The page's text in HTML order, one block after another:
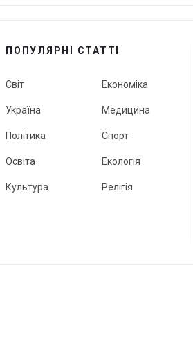
ПОПУЛЯРНІ СТАТТІ
Світ
Україна
Політика
Освіта
Культура
Економіка
Медицина
Спорт
Екологія
Релігія